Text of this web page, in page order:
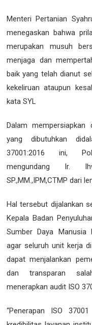
Menteri Pertanian
menegaskan bahwa
merupakan musuh
menjaga dan
baik yang telah dianut
kekeliruan ataupun
kata SYL
Dalam
yang dibutuhkan
37001:2016 ini,
mengundang lr.
SP.,MM.,IPM,CTMP dari
Hal tersebut dijalankan
Kepala Badan
Sumber Daya Manusia
agar seluruh unit kerja
dapat menjalankan
dan transparan
menerapkan audit ISO
“Penerapan ISO